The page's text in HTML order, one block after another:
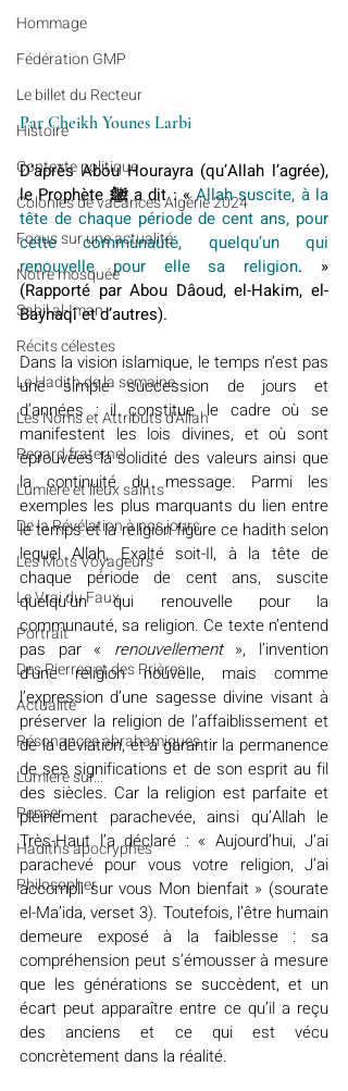
Hommage
Fédération GMP
Le billet du Recteur
Histoire
Contexte politique
Colonies de vacances Algérie 2024
​​Focus sur une actualité
Notre mosquée
Sabil al-Iman
Récits célestes
Le Hadith de la semaine
Les Noms et Attributs d'Allah
Regard fraternel
Lumière et lieux saints
De la Révélation à nos jours
Les Mots Voyageurs
Le Vrai du Faux
Portrait
Des Pierres et des Prières
Actualité
Résonances abrahamiques
Lumière sur...
Penser
Hadiths apocryphes
Philosopher
Par Cheikh Younes Larbi
D’après Abou Hourayra (qu’Allah l’agrée),
le Prophète ﷺ a dit : « Allah suscite, à la
tête de chaque période de cent ans, pour
cette communauté, quelqu’un qui
renouvelle pour elle sa religion. »
(Rapporté par Abou Dâoud, el-Hakim, el-
Bayhaqî et d’autres).
Dans la vision islamique, le temps n’est pas
une simple succession de jours et
d’années : il constitue le cadre où se
manifestent les lois divines, et où sont
éprouvées la solidité des valeurs ainsi que
la continuité du message. Parmi les
exemples les plus marquants du lien entre
le temps et la religion figure ce hadith selon
lequel Allah, Exalté soit-Il, à la tête de
chaque période de cent ans, suscite
quelqu’un qui renouvelle pour la
communauté, sa religion. Ce texte n’entend
pas par « renouvellement », l’invention
d’une religion nouvelle, mais comme
l’expression d’une sagesse divine visant à
préserver la religion de l’affaiblissement et
de la déviation, et à garantir la permanence
de ses significations et de son esprit au fil
des siècles. Car la religion est parfaite et
pleinement parachevée, ainsi qu’Allah le
Très-Haut l’a déclaré : « Aujourd’hui, J’ai
parachevé pour vous votre religion, J’ai
accompli sur vous Mon bienfait » (sourate
el-Ma’ida, verset 3). Toutefois, l’être humain
demeure exposé à la faiblesse : sa
compréhension peut s’émousser à mesure
que les générations se succèdent, et un
écart peut apparaître entre ce qu’il a reçu
des anciens et ce qui est vécu
concrètement dans la réalité.